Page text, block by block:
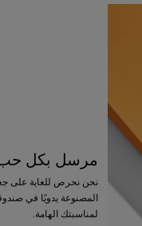
مرسل بكل
نحن نحرص للغاية على
المصنوعة يدويًا في
لمناسبتك الهامة.